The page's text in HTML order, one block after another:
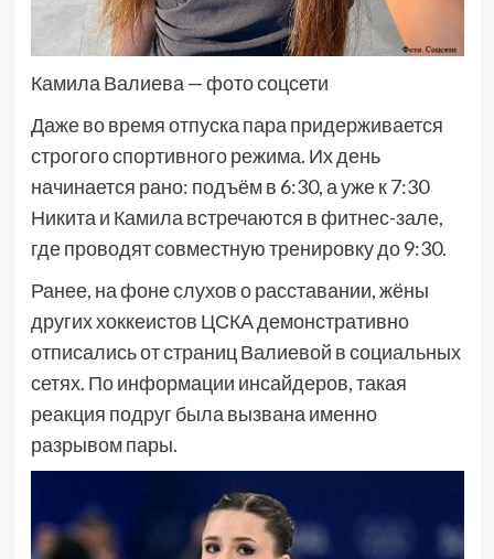
Камила Валиева — фото соцсети
Даже во время отпуска пара придерживается
строгого спортивного режима. Их день
начинается рано: подъём в 6:30, а уже к 7:30
Никита и Камила встречаются в фитнес-зале,
где проводят совместную тренировку до 9:30.
Ранее, на фоне слухов о расставании, жёны
других хоккеистов ЦСКА демонстративно
отписались от страниц Валиевой в социальных
сетях. По информации инсайдеров, такая
реакция подруг была вызвана именно
разрывом пары.